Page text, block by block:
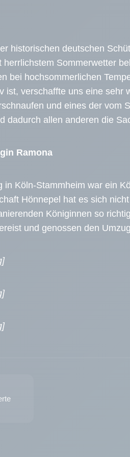
historischen deutschen
herrlichstem Sommerwetter
bei hochsommerlichen
ist, verschaffte uns eine
und eines der vom
dadurch allen anderen die
Ramona
in Köln-Stammheim war ein
Hönnepel hat es sich
Königinnen so
und genossen den